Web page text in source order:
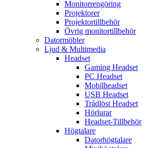
Monitorrengöring
Projektorer
Projektortillbehör
Övrig monitortillbehör
Datormöbler
Ljud & Multimedia
Headset
Gaming Headset
PC Headset
Mobilheadset
USB Headset
Trådlöst Headset
Hörlurar
Headset-Tillbehör
Högtalare
Datorhögtalare